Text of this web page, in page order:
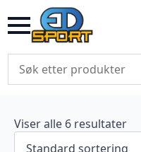
Viser alle 6 resultater